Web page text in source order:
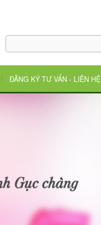
ĐĂNG KÝ TƯ VẤN - LIÊN HỆ